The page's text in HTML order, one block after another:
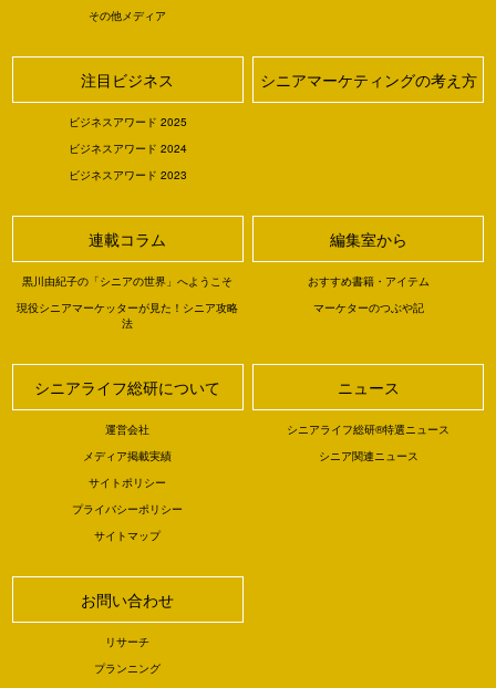
その他メディア
注目ビジネス
ビジネスアワード 2025
ビジネスアワード 2024
ビジネスアワード 2023
シニアマーケティングの考え方
連載コラム
黒川由紀子の「シニアの世界」へようこそ
現役シニアマーケッターが見た！シニア攻略
法
編集室から
おすすめ書籍・アイテム
マーケターのつぶや記
シニアライフ総研について
運営会社
メディア掲載実績
サイトポリシー
プライバシーポリシー
サイトマップ
ニュース
シニアライフ総研®特選ニュース
シニア関連ニュース
お問い合わせ
リサーチ
プランニング